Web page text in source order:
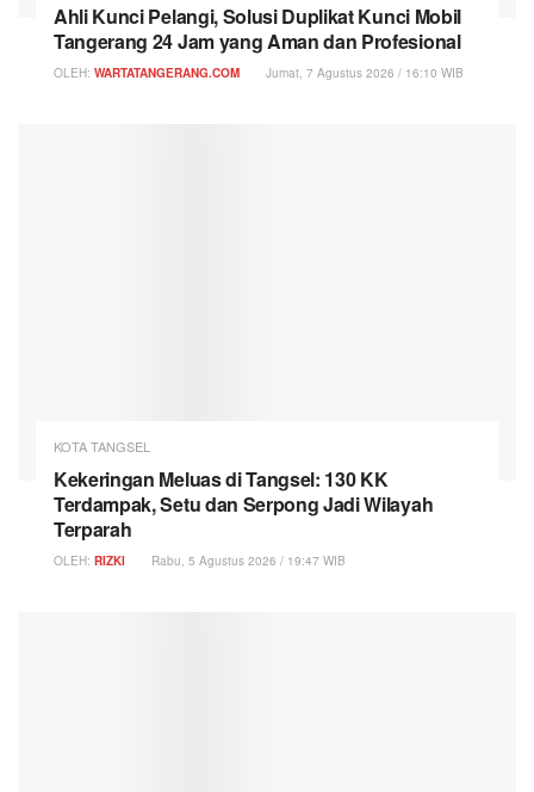
Ahli Kunci Pelangi, Solusi Duplikat Kunci Mobil
Tangerang 24 Jam yang Aman dan Profesional
OLEH: WARTATANGERANG.COM Jumat, 7 Agustus 2026 / 16:10 WIB
KOTA TANGSEL
Kekeringan Meluas di Tangsel: 130 KK
Terdampak, Setu dan Serpong Jadi Wilayah
Terparah
OLEH: RIZKI Rabu, 5 Agustus 2026 / 19:47 WIB